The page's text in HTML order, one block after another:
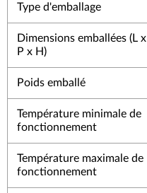
Type d'emballage
Dimensions emballées (L x
P x H)
Poids emballé
Température minimale de
fonctionnement
Température maximale de
fonctionnement